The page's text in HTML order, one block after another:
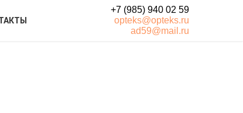
+7 (985) 940 02 59
opteks@opteks.ru
ad59@mail.ru